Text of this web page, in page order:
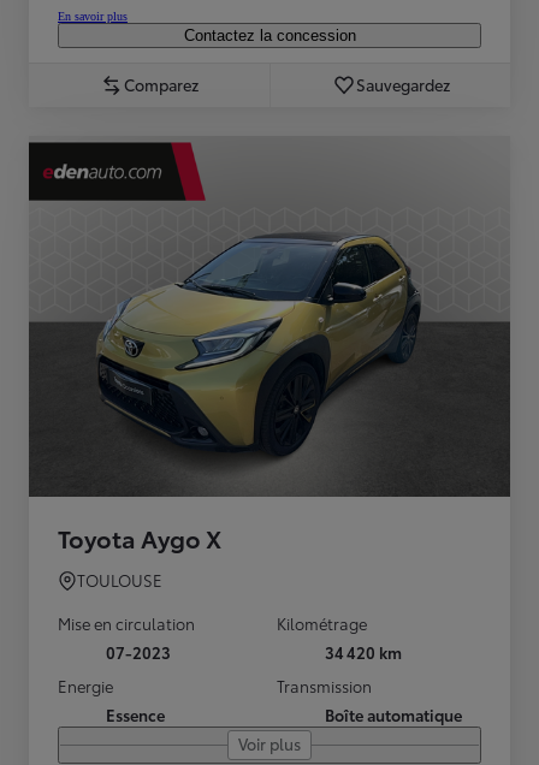
En savoir plus
Contactez la concession
Comparez Sauvegardez
Toyota Aygo X
TOULOUSE
Mise en circulation
07-2023
Kilométrage
34 420 km
Energie
Essence
Transmission
Boîte automatique
Voir plus